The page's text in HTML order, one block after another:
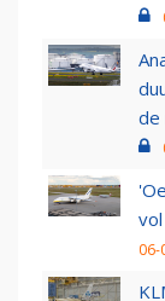
de
06-